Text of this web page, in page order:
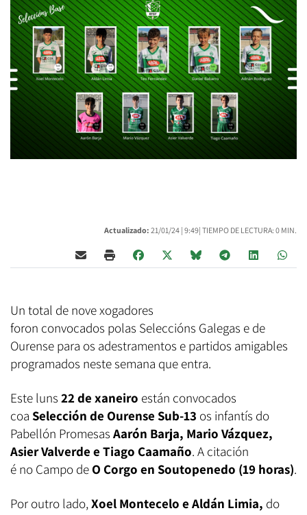
Actualizado: 21/01/24 | 9:49| TIEMPO DE LECTURA: 0 MIN.
Un total de nove xogadores
foron convocados polas Seleccións Galegas e de
Ourense para os adestramentos e partidos amigables
programados neste semana que entra.
Este luns 22 de xaneiro están convocados
coa Selección de Ourense Sub-13 os infantís do
Pabellón Promesas Aarón Barja, Mario Vázquez,
Asier Valverde e Tiago Caamaño. A citación
é no Campo de O Corgo en Soutopenedo (19 horas).
Por outro lado,Xoel Montecelo e Aldán Limia, do